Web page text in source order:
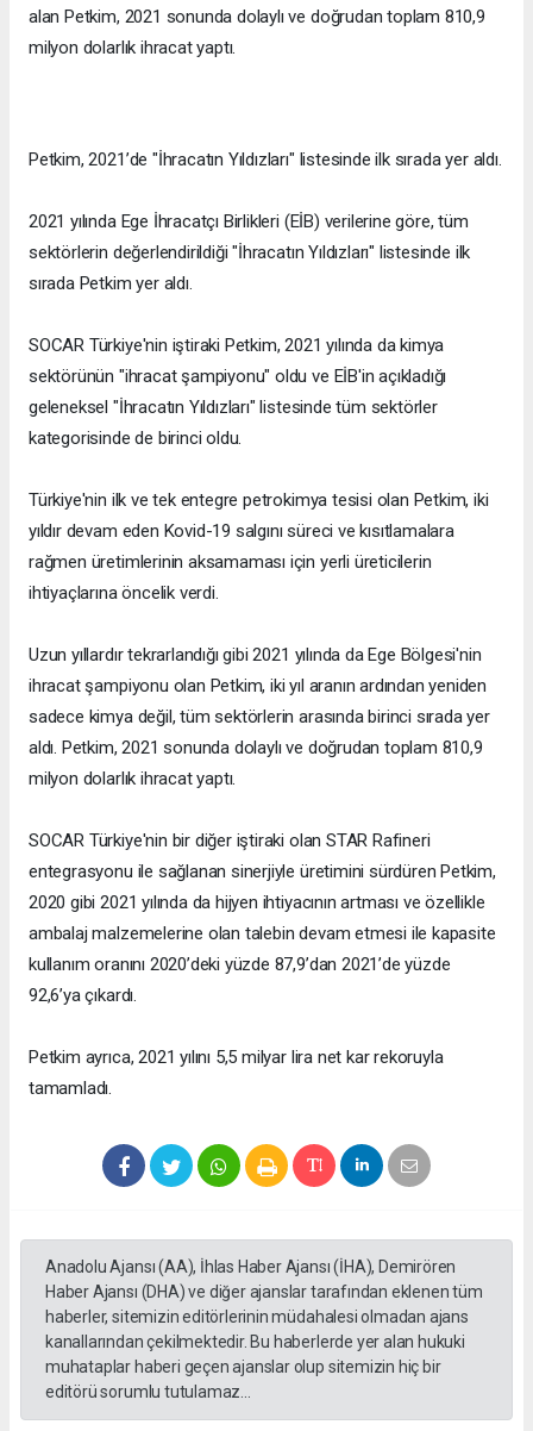
alan Petkim, 2021 sonunda dolaylı ve doğrudan toplam 810,9
milyon dolarlık ihracat yaptı.
Petkim, 2021’de "İhracatın Yıldızları" listesinde ilk sırada yer aldı.
2021 yılında Ege İhracatçı Birlikleri (EİB) verilerine göre, tüm
sektörlerin değerlendirildiği "İhracatın Yıldızları" listesinde ilk
sırada Petkim yer aldı.
SOCAR Türkiye'nin iştiraki Petkim, 2021 yılında da kimya
sektörünün "ihracat şampiyonu" oldu ve EİB'in açıkladığı
geleneksel "İhracatın Yıldızları" listesinde tüm sektörler
kategorisinde de birinci oldu.
Türkiye'nin ilk ve tek entegre petrokimya tesisi olan Petkim, iki
yıldır devam eden Kovid-19 salgını süreci ve kısıtlamalara
rağmen üretimlerinin aksamaması için yerli üreticilerin
ihtiyaçlarına öncelik verdi.
Uzun yıllardır tekrarlandığı gibi 2021 yılında da Ege Bölgesi'nin
ihracat şampiyonu olan Petkim, iki yıl aranın ardından yeniden
sadece kimya değil, tüm sektörlerin arasında birinci sırada yer
aldı. Petkim, 2021 sonunda dolaylı ve doğrudan toplam 810,9
milyon dolarlık ihracat yaptı.
SOCAR Türkiye'nin bir diğer iştiraki olan STAR Rafineri
entegrasyonu ile sağlanan sinerjiyle üretimini sürdüren Petkim,
2020 gibi 2021 yılında da hijyen ihtiyacının artması ve özellikle
ambalaj malzemelerine olan talebin devam etmesi ile kapasite
kullanım oranını 2020’deki yüzde 87,9’dan 2021’de yüzde
92,6’ya çıkardı.
Petkim ayrıca, 2021 yılını 5,5 milyar lira net kar rekoruyla
tamamladı.
Anadolu Ajansı (AA), İhlas Haber Ajansı (İHA), Demirören
Haber Ajansı (DHA) ve diğer ajanslar tarafından eklenen tüm
haberler, sitemizin editörlerinin müdahalesi olmadan ajans
kanallarından çekilmektedir. Bu haberlerde yer alan hukuki
muhataplar haberi geçen ajanslar olup sitemizin hiç bir
editörü sorumlu tutulamaz...